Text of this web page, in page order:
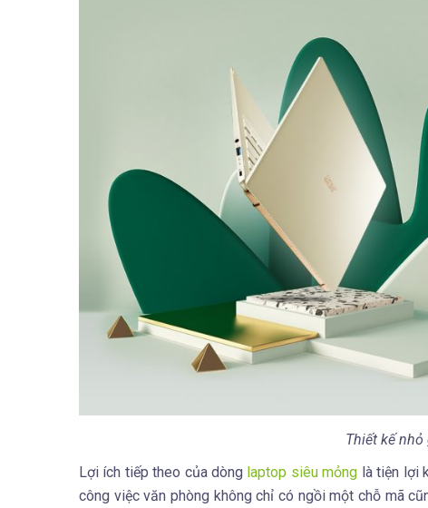
Thiết kế
Lợi ích tiếp theo của dòng laptop siêu mỏng là tiện lợi
công việc văn phòng không chỉ có ngồi một chỗ mã